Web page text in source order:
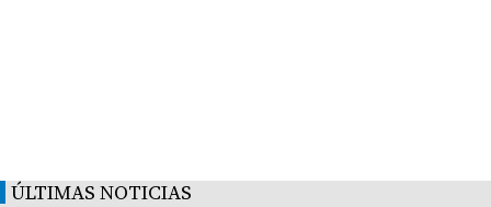
ÚLTIMAS NOTICIAS